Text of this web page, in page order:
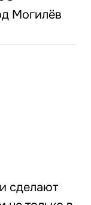
Могилёв
сделают